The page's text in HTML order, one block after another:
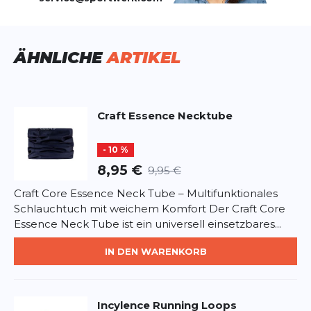
ausgetauscht werden.
Obermaterial: 96 % Polyester, 4 % Elasthan, Sohle:
100% LIFOLIT®
Produktbewertung
Überschrift
Überschrift
ÄHNLICHEARTIKEL
Craft Essence Necktube
- 10 %
8,95 € 9,95 €
Craft Core Essence Neck Tube – Multifunktionales
Schlauchtuch mit weichem Komfort Der Craft Core
Essence Neck Tube ist ein universell einsetzbares...
IN DEN WARENKORB
Incylence Running Loops